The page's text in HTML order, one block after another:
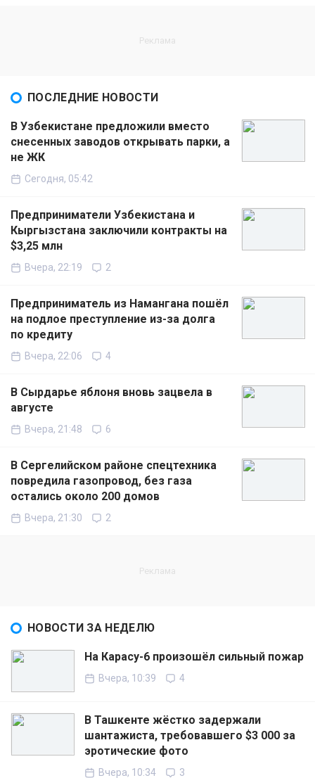
ПОСЛЕДНИЕ НОВОСТИ
В Узбекистане предложили вместо
снесенных заводов открывать парки, а
не ЖК
Сегодня, 05:42
Предприниматели Узбекистана и
Кыргызстана заключили контракты на
$3,25 млн
Вчера, 22:19 2
Предприниматель из Намангана пошёл
на подлое преступление из-за долга
по кредиту
Вчера, 22:06 4
В Сырдарье яблоня вновь зацвела в
августе
Вчера, 21:48 6
В Сергелийском районе спецтехника
повредила газопровод, без газа
остались около 200 домов
Вчера, 21:30 2
НОВОСТИ ЗА НЕДЕЛЮ
На Карасу-6 произошёл сильный пожар
Вчера, 10:39 4
В Ташкенте жёстко задержали
шантажиста, требовавшего $3 000 за
эротические фото
Вчера, 10:34 3